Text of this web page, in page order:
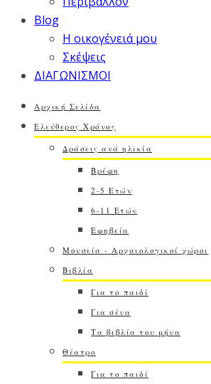
Blog
Η οικογένειά μου
Σκέψεις
ΔΙΑΓΩΝΙΣΜΟΙ
Αρχική Σελίδα
Ελεύθερος Χρόνος
Δράσεις ανά ηλικία
Βρέφη
2-5 Ετών
6-11 Ετών
Εφηβεία
Μουσεία - Αρχαιολογικοί χώροι
Βιβλία
Για το παιδί
Για σένα
Τα βιβλία του μήνα
Θέατρο
Για το παιδί